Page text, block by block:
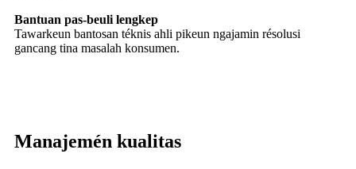
Bantuan pas-beuli lengkep
Tawarkeun bantosan téknis ahli pikeun ngajamin résolusi
gancang tina masalah konsumen.
Manajemén kualitas